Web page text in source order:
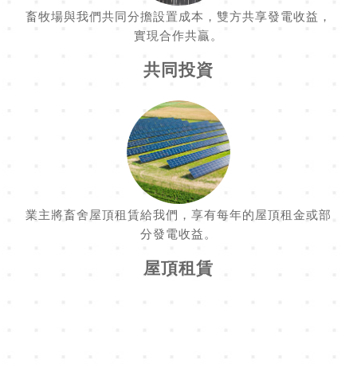
畜牧場與我們共同分擔設置成本，雙方共享發電收益，
實現合作共贏。
共同投資
業主將畜舍屋頂租賃給我們，享有每年的屋頂租金或部
分發電收益。
屋頂租賃